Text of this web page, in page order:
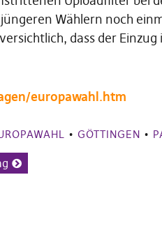
Wählern noch
dass der
europawahl.htm
• GÖTTINGEN •